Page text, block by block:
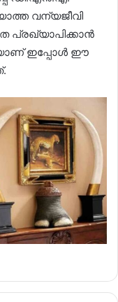
വന്യജീവി
പ്രഖ്യാപിക്കാൻ
ഇപ്പോൾ ഈ